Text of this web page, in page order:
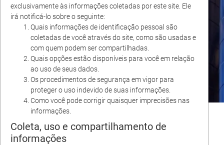
exclusivamente às informações coletadas por este site. Ele
irá notificá-lo sobre o seguinte:
Quais informações de identificação pessoal são
coletadas de você através do site, como são usadas e
com quem podem ser compartilhadas.
Quais opções estão disponíveis para você em relação
ao uso de seus dados.
Os procedimentos de segurança em vigor para
proteger o uso indevido de suas informações.
Como você pode corrigir quaisquer imprecisões nas
informações.
Coleta, uso e compartilhamento de
informações